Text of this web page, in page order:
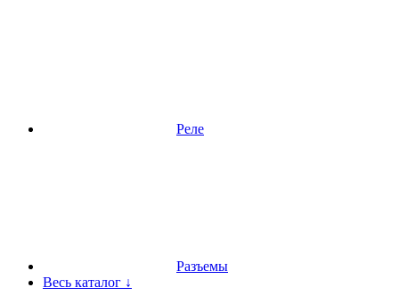
Реле
Разъемы
Весь каталог ↓